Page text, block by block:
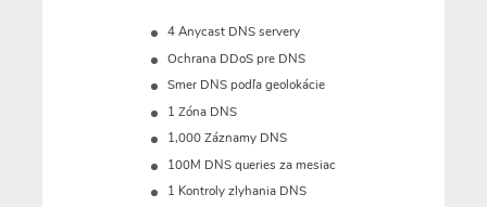
4 Anycast DNS servery
Ochrana DDoS pre DNS
Smer DNS podľa geolokácie
1 Zóna DNS
1,000 Záznamy DNS
100M DNS queries za mesiac
1 Kontroly zlyhania DNS